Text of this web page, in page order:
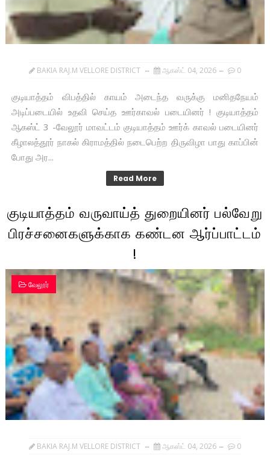
BAKIA RAJ.M VELLORE DISTRICT ஆகஸ்ட் 04, 2026 0
குடியாத்தம் விபத்தில் காயம் அடைந்த வருக்கு மனிதநேயம்
அடிப்படையில் உதவி செய்த ஊர்காவல் படையினர் ! குடியாத்தம்
ஆகஸ்ட் 3 -வேலூர் மாவட்டம் குடியாத்தம் ஊர்க் காவல் படையினர்
கீழாலத்தூர் நாகல் கிராமத்தில் நடைபெற்ற திருவிழா பாது காப்பின்
போது அர...
Read More
குடியாத்தம் வருவாய்த் துறையினர் பல்வேறு
பிரச்சனைகளுக்காக கண்டன ஆர்ப்பாட்டம்
!
வேலூர்
BAKIA RAJ.M VELLORE DISTRICT ஆகஸ்ட் 04, 2026 0